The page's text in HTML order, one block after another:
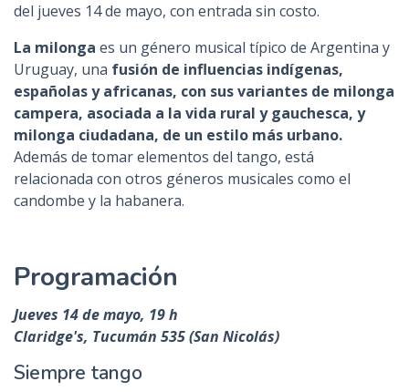
del jueves 14 de mayo, con entrada sin costo.
La milonga es un género musical típico de Argentina y
Uruguay, una fusión de influencias indígenas,
españolas y africanas, con sus variantes de milonga
campera, asociada a la vida rural y gauchesca, y
milonga ciudadana, de un estilo más urbano.
Además de tomar elementos del tango, está
relacionada con otros géneros musicales como el
candombe y la habanera.
Programación
Jueves 14 de mayo, 19 h
Claridge's, Tucumán 535 (San Nicolás)
Siempre tango